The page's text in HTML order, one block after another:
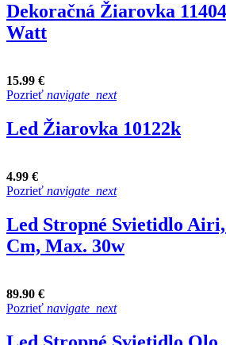
Dekoračná Žiarovka
Watt
15.99 €
Pozrieť navigate_next
Led Žiarovka 10122k
4.99 €
Pozrieť navigate_next
Led Stropné Svietidlo Airi,
Cm, Max. 30w
89.90 €
Pozrieť navigate_next